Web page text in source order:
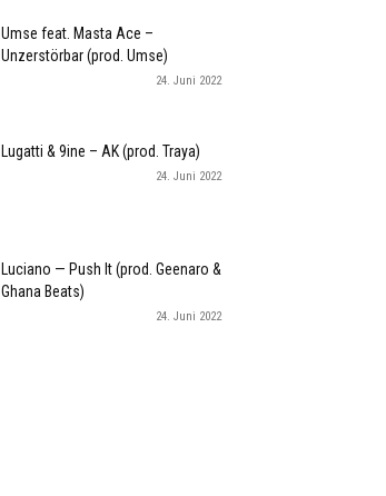
Umse feat. Masta Ace –
Unzerstörbar (prod. Umse)
24. Juni 2022
Lugatti & 9ine – AK (prod. Traya)
24. Juni 2022
Luciano — Push It (prod. Geenaro &
Ghana Beats)
24. Juni 2022